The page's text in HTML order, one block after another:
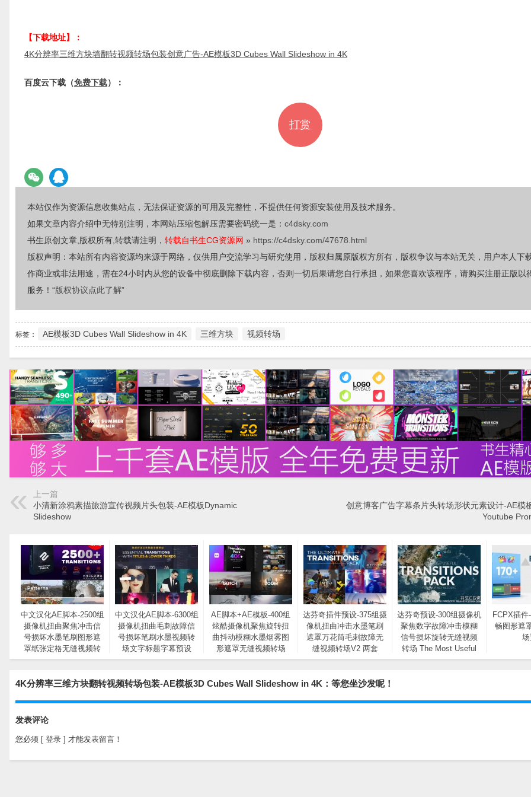
【下载地址】：
4K分辨率三维方块墙翻转视频转场包装创意广告-AE模板3D Cubes Wall Slideshow in 4K
百度云下载（免费下载）：
打赏
本站仅作为资源信息收集站点，无法保证资源的可用及完整性，不提供任何资源安装使用及技术服务。
如果文章内容介绍中无特别注明，本网站压缩包解压需要密码统一是： c4dsky.com
书生原创文章,版权所有,转载请注明， 转载自书生CG资源网 » https://c4dsky.com/47678.html
版权声明：本站所有内容资源均来源于网络，仅供用户交流学习与研究使用，版权归属原版权方所有，版权争议与本站无关，用户本人下
作商业或非法用途，需在24小时内从您的设备中彻底删除下载内容，否则一切后果请您自行承担，如果您喜欢该程序，请购买注册正版以
服务！ “版权协议点此了解”
标签： AE模板3D Cubes Wall Slideshow in 4K 三维方块 视频转场
上一篇
小清新涂鸦素描旅游宣传视频片头包装-AE模板Dynamic
Slideshow
创意博客广告字幕条片头转场形状元素设计-AE模
Youtube
中文汉化AE脚本-2500组
摄像机扭曲聚焦冲击信
号损坏水墨笔刷图形遮
罩纸张定格无缝视频转
场V2
中文汉化AE脚本-6300组
摄像机扭曲毛刺故障信
号损坏笔刷水墨视频转
场文字标题字幕预设
AE脚本+AE模板-400组
炫酷摄像机聚焦旋转扭
曲抖动模糊水墨烟雾图
形遮罩无缝视频转场
达芬奇插件预设-375组摄
像机扭曲冲击水墨笔刷
遮罩万花筒毛刺故障无
缝视频转场V2 两套
达芬奇预设-300组摄像机
聚焦数字故障冲击模糊
信号损坏旋转无缝视频
转场 The Most Useful
Transitions Pack for
FCPX插件
畅图形遮
4K分辨率三维方块翻转视频转场包装-AE模板3D Cubes Wall Slideshow in 4K：等您坐沙发呢！
发表评论
您必须 [ 登录 ] 才能发表留言！